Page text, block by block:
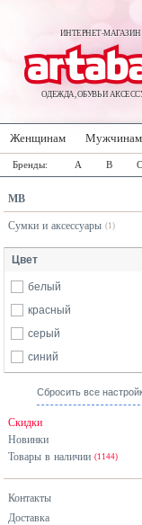
ИНТЕРНЕТ-МАГАЗИН
ОДЕЖДА, ОБУВЬ И
Женщинам Мужчинам
Бренды: A B C
MB
Сумки и аксессуары (1)
Цвет
белый
красный
серый
синий
Сбросить все
Скидки
Новинки
Товары в наличии (1144)
Контакты
Доставка